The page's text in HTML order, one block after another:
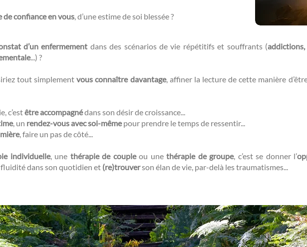
de confiance en vous, d’une estime de soi blessée ?​​
d’un enfermement dans des scénarios de vie répétitifs et souffrants (
...) ?
tout simplementvous connaître davantage, affiner la lecture de cette manière
c’estêtre accompagnédans son désir de croissance...
, un rendez-vous avec soi-mêmepour prendre le temps de ressentir...
, faire un pas de côté...
individuelle, une thérapie de coupleou une thérapie de groupe, c’est se donner l’
dans son quotidien et (re)trouverson élan de vie, par-delà les traumatismes...